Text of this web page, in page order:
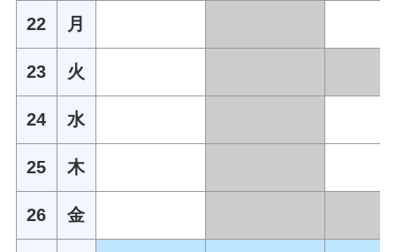
22 月
23 火
24 水
25 木
26 金